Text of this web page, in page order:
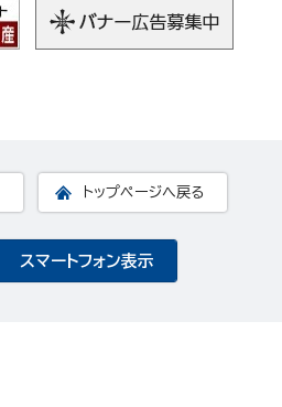
トップページへ戻る
スマートフォン表示